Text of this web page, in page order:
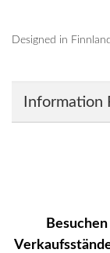
Designed in
Information